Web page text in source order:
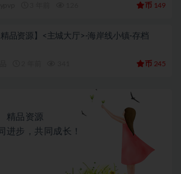
币 149
精品资源】<主城大厅>-海岸线小镇-存档
币 245
精品资源
进步，共同成长！